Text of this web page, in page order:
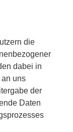
die
dabei in
uns
der
Daten